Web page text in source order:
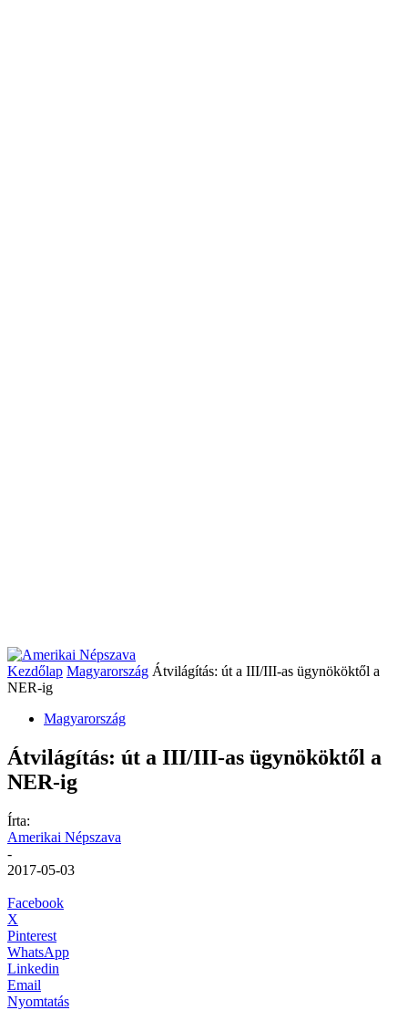
Kezdőlap Magyarország Átvilágítás: út a III/III-as ügynököktől a
NER-ig
Magyarország
Átvilágítás: út a III/III-as ügynököktől a
NER-ig
Írta:
Amerikai Népszava
-
2017-05-03
Facebook
X
Pinterest
WhatsApp
Linkedin
Email
Nyomtatás